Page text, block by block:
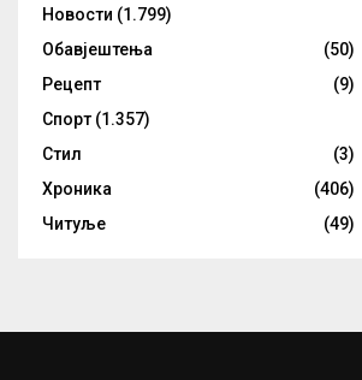
Новости (1.799)
Обавјештења
(50)
Рецепт
(9)
Спорт (1.357)
Стил
(3)
Хроника
(406)
Читуље
(49)